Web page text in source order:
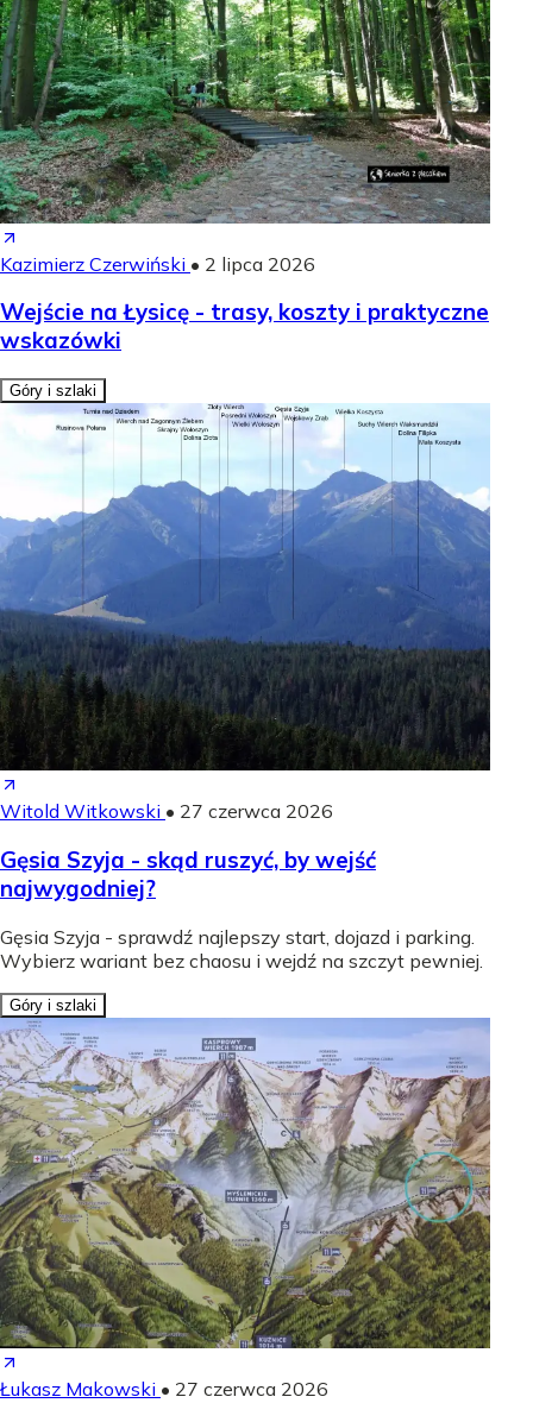
Kazimierz Czerwiński • 2 lipca 2026
Wejście na Łysicę - trasy, koszty i praktyczne
wskazówki
Góry i szlaki
Witold Witkowski • 27 czerwca 2026
Gęsia Szyja - skąd ruszyć, by wejść
najwygodniej?
Gęsia Szyja - sprawdź najlepszy start, dojazd i parking.
Wybierz wariant bez chaosu i wejdź na szczyt pewniej.
Góry i szlaki
Łukasz Makowski • 27 czerwca 2026